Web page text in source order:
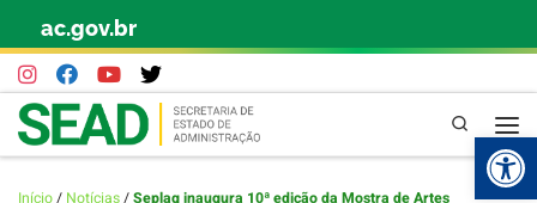
Skip to content
ac.gov.br
Pesquisa
Início/ Notícias/Seplag inaugura 10ª edição da Mostra de Artes